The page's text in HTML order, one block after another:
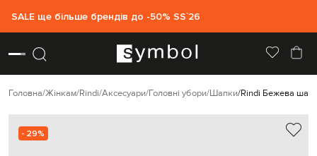
SALE ще більше брендів до -50% SS`26
Головна Жінкам Rindi Аксесуари Головні убори Шапки Rindi Бежева
- 29%